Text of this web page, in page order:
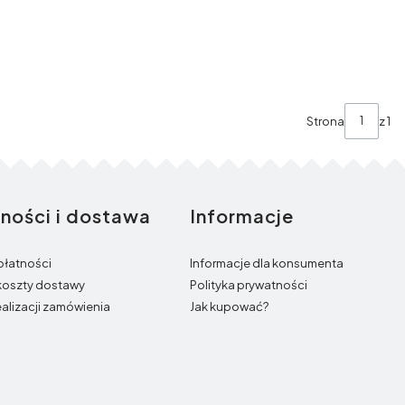
Strona z 1
i dostawa
dostawy
zamówienia
Informacje
Informacje dla konsumenta
Polityka prywatności
Jak kupować?